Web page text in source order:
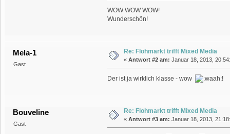
WOW WOW WOW!
Wunderschön!
Mela-1
Gast
Re: Flohmarkt trifft Mixed Media
« Antwort #2 am: Januar 18, 2013,
Der ist ja wirklich klasse - wow !
Bouveline
Gast
Re: Flohmarkt trifft Mixed Media
« Antwort #3 am: Januar 18, 2013,